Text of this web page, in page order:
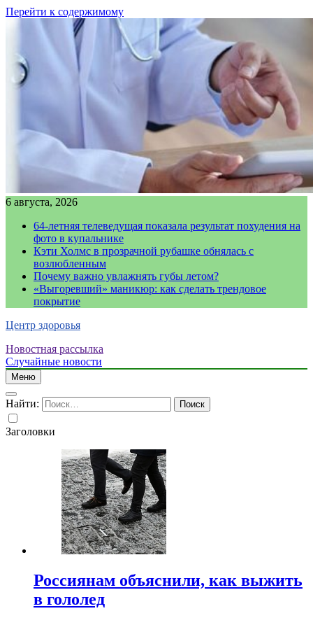
Перейти к содержимому
6 августа, 2026
64-летняя телеведущая показала результат похудения на
фото в купальнике
Кэти Холмс в прозрачной рубашке обнялась с
возлюбленным
Почему важно увлажнять губы летом?
«Выгоревший» маникюр: как сделать трендовое
покрытие
Центр здоровья
Новостная рассылка
Случайные новости
Меню
Найти:
Заголовки
Россиянам объяснили, как выжить
в гололед